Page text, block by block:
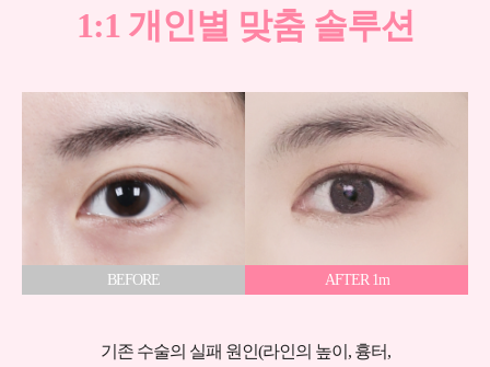
1:1 개인별 맞춤 솔루션
BEFORE AFTER 1m
기존 수술의 실패 원인(라인의 높이, 흉터,